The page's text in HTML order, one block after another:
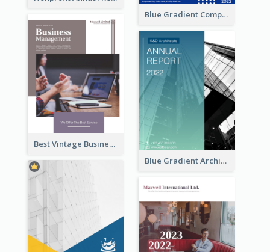
Blue Gradient Company Annual Report
Best Vintage Business Report Design Template
Blue Gradient Architecture Annual Report